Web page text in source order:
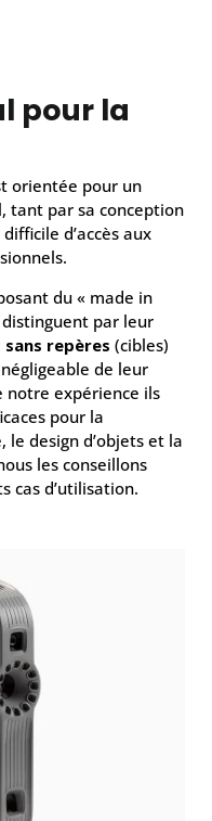
pour la
orientée pour un
tant par sa conception
d’accès aux
du « made in
distinguent par leur
repères (cibles)
de leur
notre expérience ils
pour la
design d’objets et la
les conseillons
cas d’utilisation.